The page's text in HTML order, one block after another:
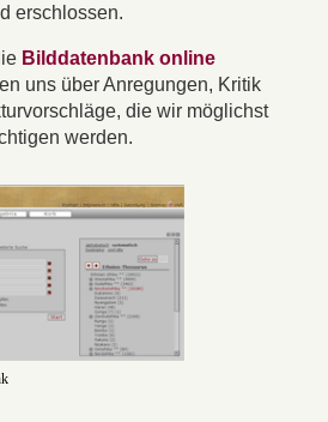
erschlossen.
Bilddatenbank online
uns über Anregungen, Kritik
die wir möglichst
werden.